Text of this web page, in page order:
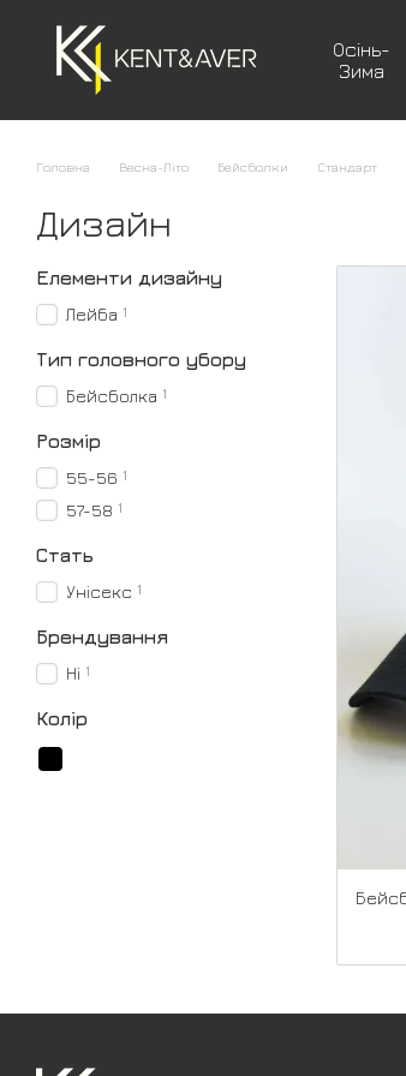
Осінь-
Зима
Головна Весна-Літо Бейсболки Стандарт
Дизайн
Елементи дизайну
Лейба 1
Тип головного убору
Бейсболка 1
Розмір
55-56 1
57-58 1
Стать
Унісекс 1
Брендування
Ні 1
Колір